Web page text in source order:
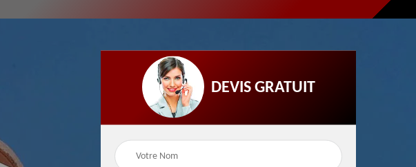
Pose et réparation de
faîtage et faîtière 86
Urgence fuite de
toiture 86 Vienne
Travaux d'isolation 86
Vienne
DEVIS GRATUIT